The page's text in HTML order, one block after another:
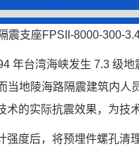
震支座FPSII-8000-300-
年台湾海峡发生 7.3 级
当地陵海路隔震建筑内人
术的实际抗震效果，为技
强度后，将预埋件螺孔清